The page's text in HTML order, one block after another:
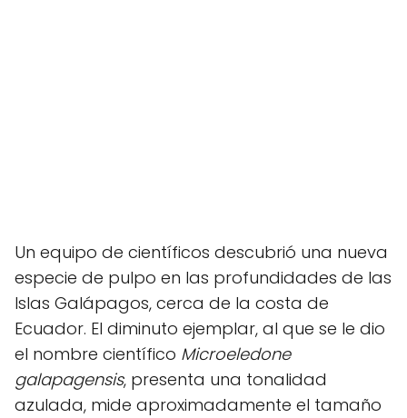
Un equipo de científicos descubrió una nueva
especie de pulpo en las profundidades de las
Islas Galápagos, cerca de la costa de
Ecuador. El diminuto ejemplar, al que se le dio
el nombre científico Microeledone
galapagensis, presenta una tonalidad
azulada, mide aproximadamente el tamaño